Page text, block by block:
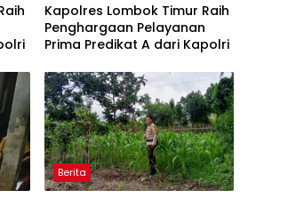
Kapolres Lombok Timur Raih
Penghargaan Pelayanan
Prima Predikat A dari Kapolri
Berita